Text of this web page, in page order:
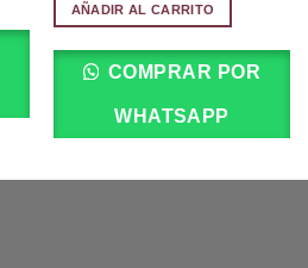
AÑADIR AL CARRITO
COMPRAR POR
WHATSAPP